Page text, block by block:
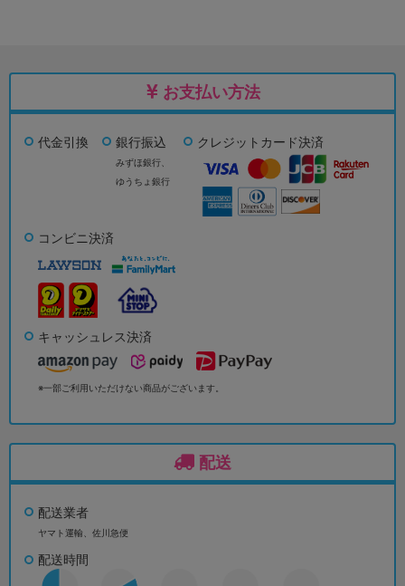
お支払い方法
代金引換 銀行振込
みずほ銀行、
ゆうちょ銀行
クレジットカード決済
コンビニ決済
キャッシュレス決済
※一部ご利用いただけない商品がございます。
配送
配送業者
ヤマト運輸、佐川急便
配送時間